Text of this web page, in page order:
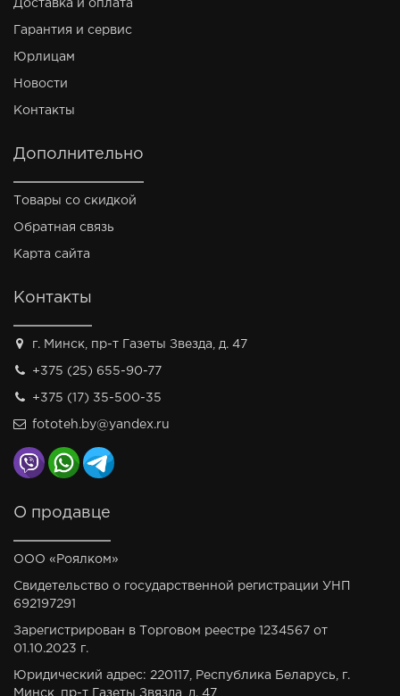
Доставка и оплата
Гарантия и сервис
Юрлицам
Новости
Контакты
Дополнительно
Товары со скидкой
Обратная связь
Карта сайта
Контакты
г. Минск, пр-т Газеты Звезда, д. 47
+375 (25) 655-90-77
+375 (17) 35-500-35
fototeh.by@yandex.ru
О продавце
ООО «Роялком»
Свидетельство о государственной регистрации УНП
692197291
Зарегистрирован в Торговом реестре 1234567 от
01.10.2023 г.
Юридический адрес: 220117, Республика Беларусь, г.
Минск, пр-т Газеты Звязда, д. 47